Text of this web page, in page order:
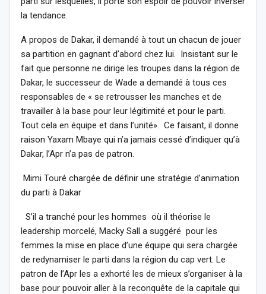
la tendance.
A propos de Dakar, il demandé à tout un chacun de jouer
sa partition en gagnant d’abord chez lui. Insistant sur le
fait que personne ne dirige les troupes dans la région de
Dakar, le successeur de Wade a demandé à tous ces
responsables de « se retrousser les manches et de
travailler à la base pour leur légitimité et pour le parti.
Tout cela en équipe et dans l’unité». Ce faisant, il donne
raison Yaxam Mbaye qui n’a jamais cessé d’indiquer qu’à
Dakar, l’Apr n’a pas de patron.
Mimi Touré chargée de définir une stratégie d’animation
du parti à Dakar
S’il a tranché pour les hommes où il théorise le
leadership morcelé, Macky Sall a suggéré pour les
femmes la mise en place d’une équipe qui sera chargée
de redynamiser le parti dans la région du cap vert. Le
patron de l’Apr les a exhorté les de mieux s’organiser à la
base pour pouvoir aller à la reconquête de la capitale qui